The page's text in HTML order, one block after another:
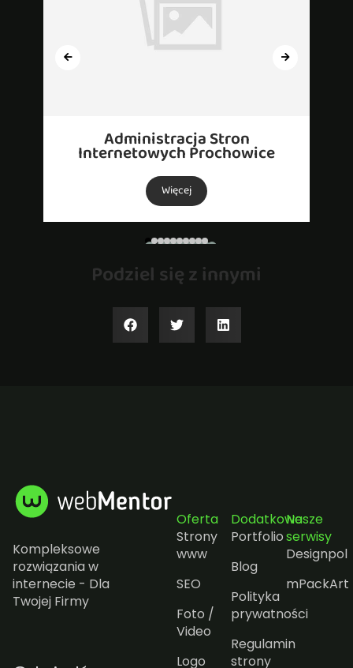
Administracja Stron
Internetowych Prochowice
Więcej
Podziel się z innymi
Kompleksowe
rozwiązania w
internecie - Dla
Twojej Firmy
Oferta
Strony
www
SEO
Foto /
Video
Logo
Dodatkowe
Portfolio
Blog
Polityka
prywatności
Regulamin
strony
Nasze
serwisy
Designpol
mPackArt